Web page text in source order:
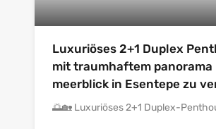
Luxuriöses 2+1 Duplex
mit traumhaftem panorama
meerblick in Esentepe zu
🌅🏡 Luxuriöses 2+1 Duplex-